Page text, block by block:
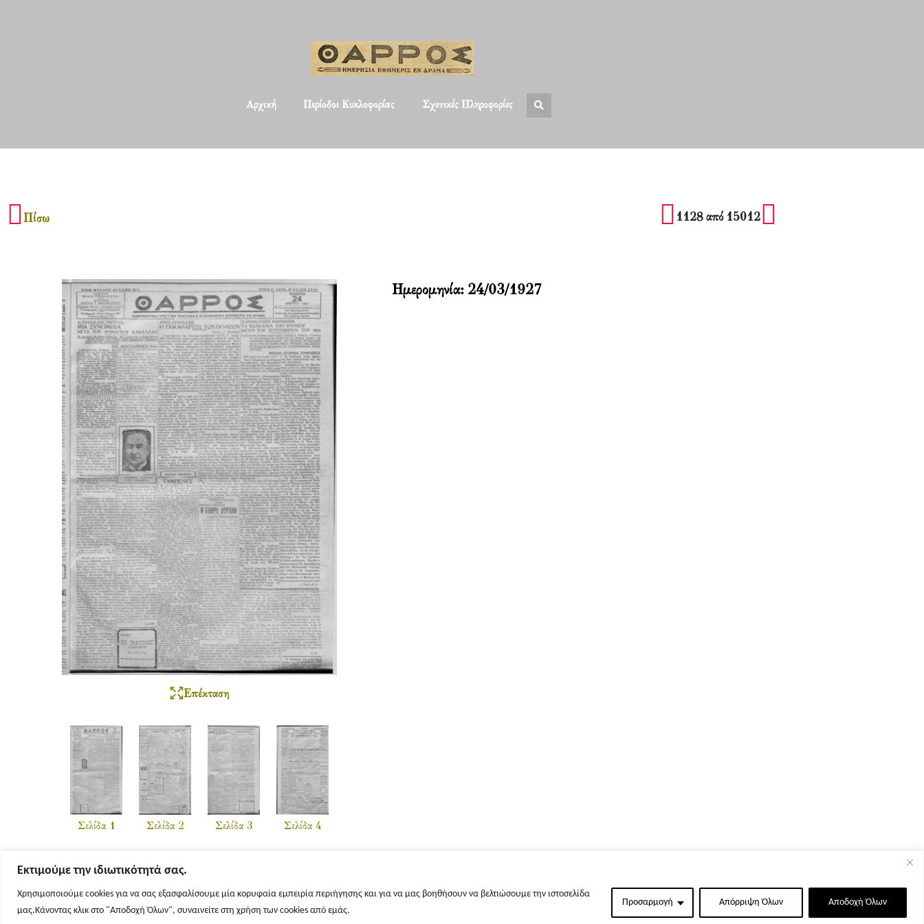
Εκτιμούμε την ιδιωτικότητά σας.
Χρησιμοποιούμε cookies για να σας εξασφαλίσουμε μία κορυφαία εμπειρία περιήγησης και για να μας βοηθήσουν να βελτιώσουμε την ιστοσελίδα
μας.Κάνοντας κλικ στο "Αποδοχή Όλων", συναινείτε στη χρήση των cookies από εμάς.
Προσαρμογή Απόρριψη Όλων Αποδοχή Όλων
Αρχική Περίοδοι Κυκλοφορίας Σχετικές Πληροφορίες
Πίσω 1128 από 15012
Επέκταση
Σελίδα 1 Σελίδα 2 Σελίδα 3 Σελίδα 4
Ημερομηνία: 24/03/1927